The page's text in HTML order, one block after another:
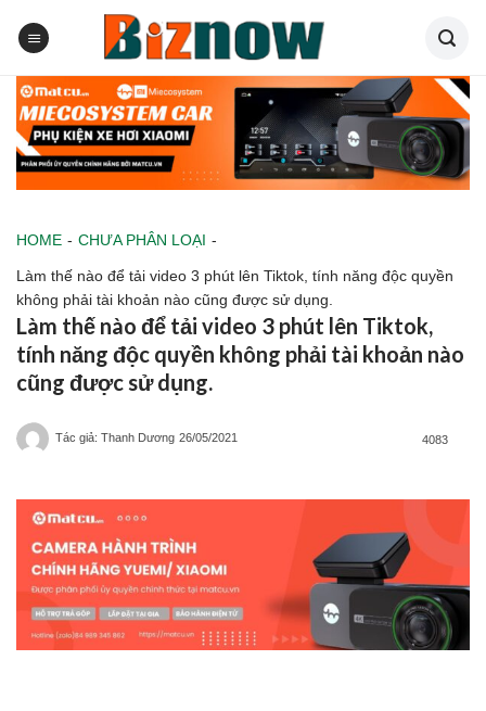
HOME - CHƯA PHÂN LOẠI -
Làm thế nào để tải video 3 phút lên Tiktok, tính năng độc quyền
không phải tài khoản nào cũng được sử dụng.
Làm thế nào để tải video 3 phút lên Tiktok,
tính năng độc quyền không phải tài khoản nào
cũng được sử dụng.
Tác giả: Thanh Dương 26/05/2021 4083